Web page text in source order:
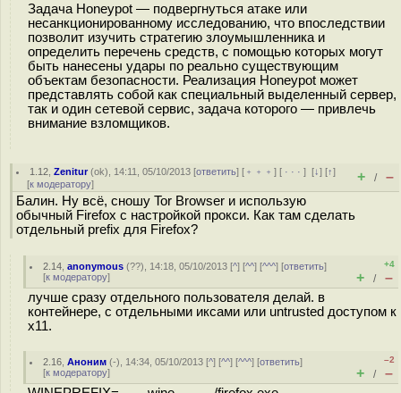
Задача Honeypot — подвергнуться атаке или
несанкционированному исследованию, что впоследствии
позволит изучить стратегию злоумышленника и
определить перечень средств, с помощью которых могут
быть нанесены удары по реально существующим
объектам безопасности. Реализация Honeypot может
представлять собой как специальный выделенный сервер,
так и один сетевой сервис, задача которого — привлечь
внимание взломщиков.
1.12 ,Zenitur(ok), 14:11, 05/10/2013 [ответить] [ ﹢﹢﹢] [ · · ·][↓] [↑]
[к модератору] + / –
Балин. Ну всё, сношу Tor Browser и использую
обычный Firefox с настройкой прокси. Как там сделать
отдельный prefix для Firefox?
2.14 ,anonymous (??), 14:18, 05/10/2013 [^] [^^] [^^^] [ответить]
[к модератору]
+4
+ / –
лучше сразу отдельного пользователя делай. в
контейнере, с отдельными иксами или untrusted доступом к
x11.
2.16 ,Аноним (-), 14:34, 05/10/2013 [^] [^^] [^^^] [ответить]
[к модератору]
–2
+ / –